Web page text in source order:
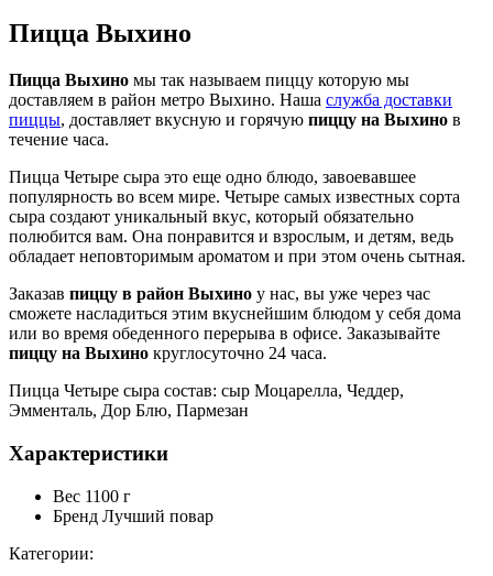
Пицца Выхино
Пицца Выхино мы так называем пиццу которую мы
доставляем в район метро Выхино. Наша служба доставки
пиццы, доставляет вкусную и горячую пиццу на Выхино в
течение часа.
Пицца Четыре сыра это еще одно блюдо, завоевавшее
популярность во всем мире. Четыре самых известных сорта
сыра создают уникальный вкус, который обязательно
полюбится вам. Она понравится и взрослым, и детям, ведь
обладает неповторимым ароматом и при этом очень сытная.
Заказав пиццу в район Выхино у нас, вы уже через час
сможете насладиться этим вкуснейшим блюдом у себя дома
или во время обеденного перерыва в офисе. Заказывайте
пиццу на Выхино круглосуточно 24 часа.
Пицца Четыре сыра состав: сыр Моцарелла, Чеддер,
Эмменталь, Дор Блю, Пармезан
Характеристики
Вес 1100 г
Бренд Лучший повар
Категории: